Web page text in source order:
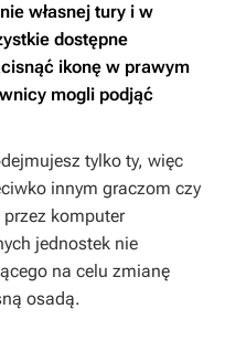
własnej tury i w
dostępne
ikonę w prawym
mogli podjąć
tylko ty, więc
innym graczom czy
komputer
jednostek nie
na celu zmianę
osadą.